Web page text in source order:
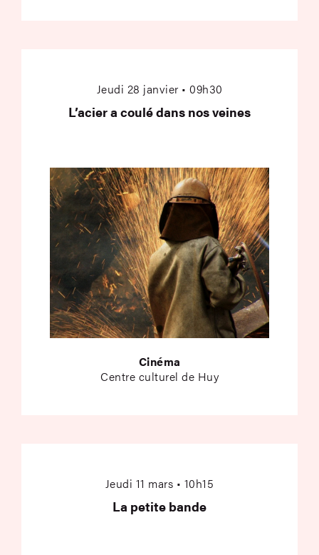
Jeudi 28 janvier • 09h30
L’acier a coulé dans nos veines
Cinéma
Centre culturel de Huy
Jeudi 11 mars • 10h15
La petite bande